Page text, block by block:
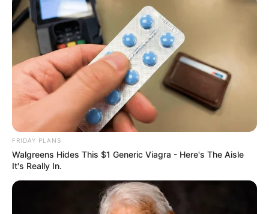
FRIDAY PLANS
Walgreens Hides This $1 Generic Viagra - Here's The Aisle
It's Really In.